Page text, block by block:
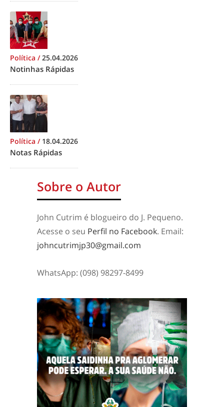
Política /25.04.2026
Notinhas Rápidas
Política / 18.04.2026
Notas Rápidas
Sobre o Autor
John Cutrim é blogueiro do J. Pequeno.
Acesse o seu Perfil no Facebook. Email:
johncutrimjp30@gmail.com
WhatsApp: (098) 98297-8499